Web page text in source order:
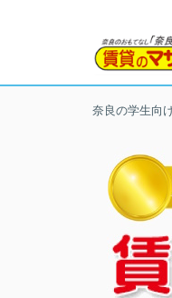
奈良の学生向